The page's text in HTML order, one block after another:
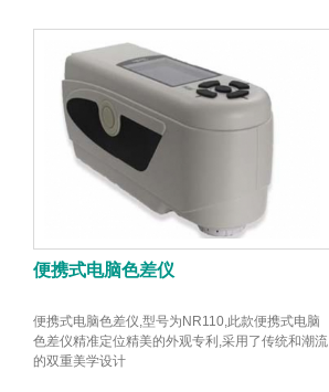
便携式电脑色差仪
便携式电脑色差仪,型号为NR110,此款便携式电脑
色差仪精准定位精美的外观专利,采用了传统和潮流
的双重美学设计